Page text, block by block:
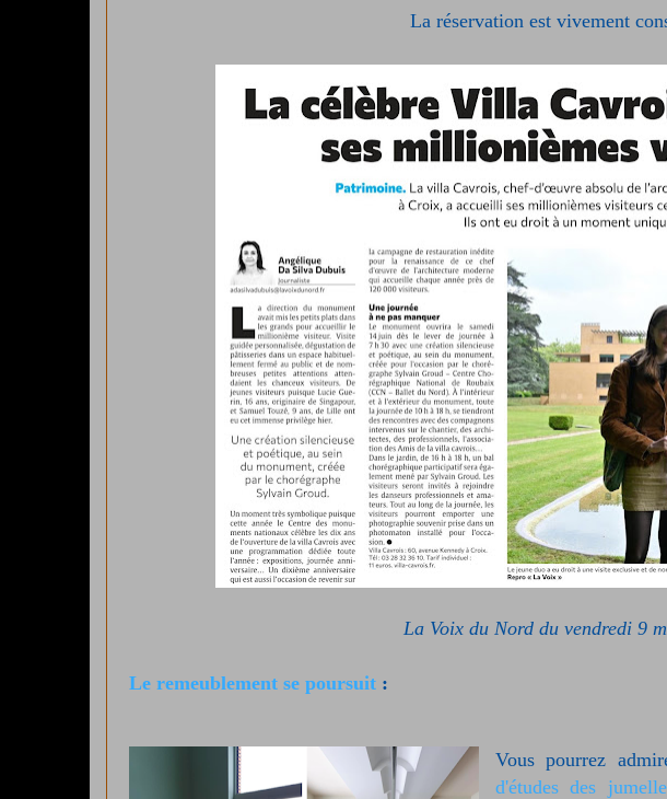
La réservation est vivement
La Voix du Nord du vendredi 9
Le remeublement se poursuit :
Vous pourrez
d'études des